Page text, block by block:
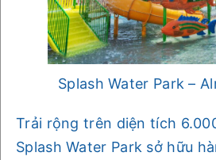
Splash Water Park –
Trải rộng trên diện tích
Splash Water Park sở hữu